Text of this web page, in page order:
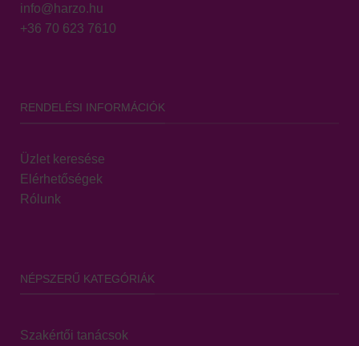
info@harzo.hu
+36 70 623 7610
RENDELÉSI INFORMÁCIÓK
Üzlet keresése
Elérhetőségek
Rólunk
NÉPSZERŰ KATEGÓRIÁK
Szakértői tanácsok